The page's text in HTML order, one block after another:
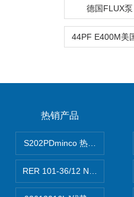
德国FLUX
热销产品
S202PDminco 热电阻
RER 101-36/12 NHH离心